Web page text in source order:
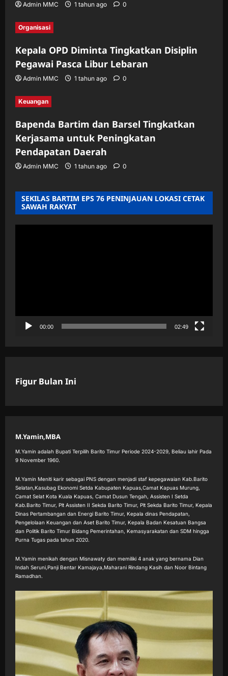
Admin MMC 1 tahun ago 0
Organisasi
Kepala OPD Diminta Tingkatkan Disiplin
Pegawai Pasca Libur Lebaran
Admin MMC 1 tahun ago 0
Keuangan
Bapenda Bartim dan Barsel Tingkatkan
Kerjasama untuk Peningkatan
Pendapatan Daerah
Admin MMC 1 tahun ago 0
SEKILAS BARTIM EPS 76 PENINJAUAN LOKASI CETAK
SAWAH RAKYAT
00:00 02:49
Figur Bulan Ini
M.Yamin,MBA
M.Yamin adalah Bupati Terpilih Barito Timur Periode 2024-2029, Beliau lahir Pada
9 November 1960.
M.Yamin Meniti karir sebagai PNS dengan menjadi staf kepegawaian Kab.Barito
Selatan,Kasubag Ekonomi Setda Kabupaten Kapuas,Camat Kapuas Murung,
Camat Selat Kota Kuala Kapuas, Camat Dusun Tengah, Assisten I Setda
Kab.Barito Timur, Plt Assisten II Sekda Barito Timur, Plt Sekda Barito Timur, Kepala
Dinas Pertambangan dan Energi Barito Timur, Kepala dinas Pendapatan,
Pengelolaan Keuangan dan Aset Barito Timur, Kepala Badan Kesatuan Bangsa
dan Politik Barito Timur Bidang Pemerintahan, Kemasyarakatan dan SDM hingga
Purna Tugas pada tahun 2020.
M.Yamin menikah dengan Misnawaty dan memiliki 4 anak yang bernama Dian
Indah Seruni,Panji Bentar Kamajaya,Maharani Rindang Kasih dan Noor Bintang
Ramadhan.